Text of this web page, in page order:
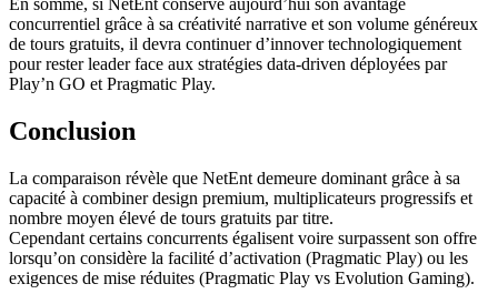
En somme, si NetEnt conserve aujourd’hui son avantage
concurrentiel grâce à sa créativité narrative et son volume généreux
de tours gratuits, il devra continuer d’innover technologiquement
pour rester leader face aux stratégies data‑driven déployées par
Play’n GO et Pragmatic Play.
Conclusion
La comparaison révèle que NetEnt demeure dominant grâce à sa
capacité à combiner design premium, multiplicateurs progressifs et
nombre moyen élevé de tours gratuits par titre.
Cependant certains concurrents égalisent voire surpassent son offre
lorsqu’on considère la facilité d’activation (Pragmatic Play) ou les
exigences de mise réduites (Pragmatic Play vs Evolution Gaming).